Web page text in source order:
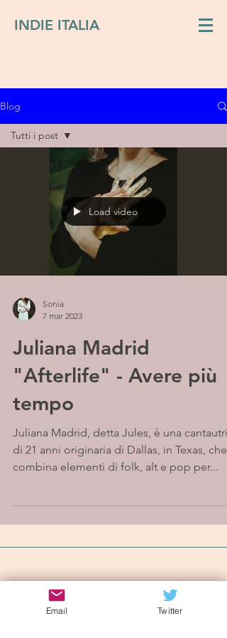
INDIE ITALIA
Blog
Tutti i post
Recensioni
Indie italiano
Interviste
Tutti i post
Load video
Sonia
7 mar 2023
Juliana Madrid
"Afterlife" - Avere più
tempo
Juliana Madrid, detta Jules, è una
di 21 anni originaria di Dallas, in Texas, che
combina elementi di folk, alt e pop per...
Iscriviti alla mailing list
Email Twitter